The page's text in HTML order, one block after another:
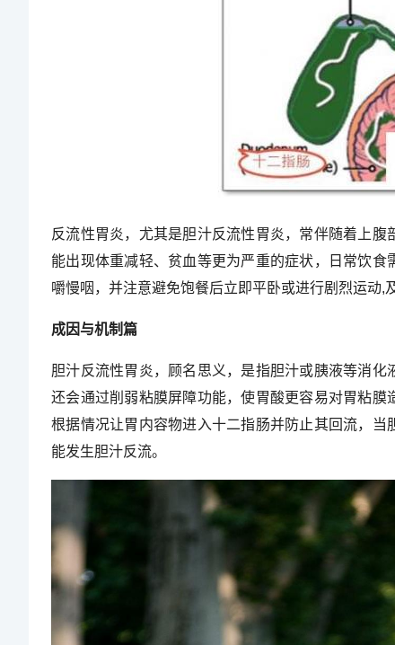
反流性胃炎，尤其是胆汁反流性胃炎，常伴随着上
能出现体重减轻、贫血等更为严重的症状，日常饮
嚼慢咽，并注意避免饱餐后立即平卧或进行剧烈运动,
成因与机制篇
胆汁反流性胃炎，顾名思义，是指胆汁或胰液等消化
还会通过削弱粘膜屏障功能，使胃酸更容易对胃粘
根据情况让胃内容物进入十二指肠并防止其回流，
能发生胆汁反流。